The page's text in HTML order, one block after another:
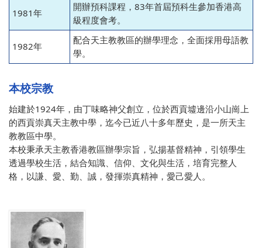
1981年
開辦預科課程，83年首屆預科生參加香港高
級程度會考。
1982年
配合天主教教區的辦學理念，全面採用母語教
學。
本校宗教
始建於1924年，由丁味略神父創立，位於西貢墟邊沿小山崗上
的西貢崇真天主教中學，迄今已近八十多年歷史，是一所天主
教教區中學。
本校秉承天主教香港教區辦學宗旨，弘揚基督精神，引領學生
透過學校生活，結合知識、信仰、文化與生活，培育完整人
格，以謙、愛、勤、誠，發揮崇真精神，愛己愛人。